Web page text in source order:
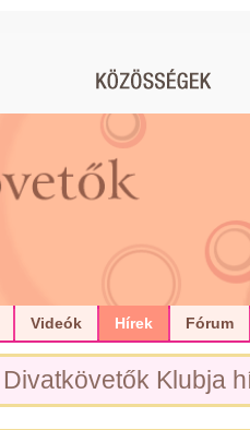
Videók Hírek Fórum
Divatkövetők Klubja